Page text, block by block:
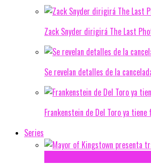
Zack Snyder dirigirá The Last
Se revelan detalles de la
Frankenstein de Del Toro ya
Series